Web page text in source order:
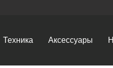
Техника Аксессуары